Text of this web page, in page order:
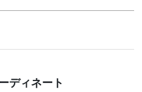
ディネート